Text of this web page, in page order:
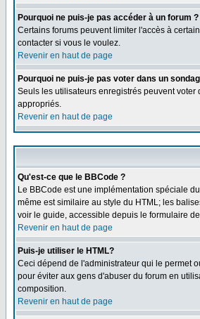
Pourquoi ne puis-je pas accéder à un forum ?
Certains forums peuvent limiter l'accès à
contacter si vous le voulez.
Revenir en haut de page
Pourquoi ne puis-je pas voter dans un
Seuls les utilisateurs enregistrés peuvent
appropriés.
Revenir en haut de page
Qu'est-ce que le BBCode ?
Le BBCode est une implémentation spéciale
même est similaire au style du HTML; les
voir le guide, accessible depuis le formulaire
Revenir en haut de page
Puis-je utiliser le HTML?
Ceci dépend de l'administrateur qui le permet
pour éviter aux gens d'abuser du forum en
composition.
Revenir en haut de page